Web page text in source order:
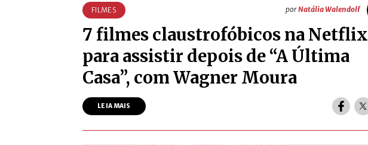
FILMES porNatália Walendolf
7 filmes claustrofóbicos na Netflix
para assistir depois de “A Última
Casa”, com Wagner Moura
LEIA MAIS